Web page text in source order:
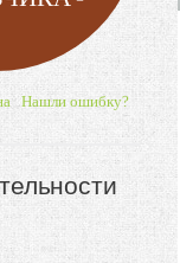
Нашли ошибку?